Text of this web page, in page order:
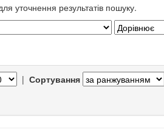
уточнення результатів пошуку.
| Сортування